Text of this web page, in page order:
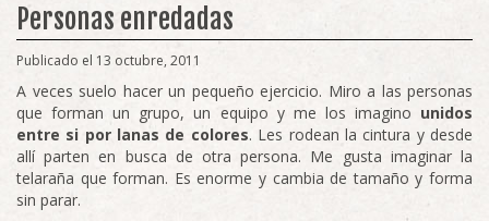
Personas enredadas
Publicado el 13 octubre, 2011
A veces suelo hacer un pequeño ejercicio. Miro a las personas
que forman un grupo, un equipo y me los imagino unidos
entre si por lanas de colores. Les rodean la cintura y desde
allí parten en busca de otra persona. Me gusta imaginar la
telaraña que forman. Es enorme y cambia de tamaño y forma
sin parar.